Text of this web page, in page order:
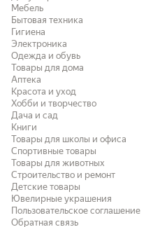
Мебель
Бытовая техника
Гигиена
Электроника
Одежда и обувь
Товары для дома
Аптека
Красота и уход
Хобби и творчество
Дача и сад
Книги
Товары для школы и офиса
Спортивные товары
Товары для животных
Строительство и ремонт
Детские товары
Ювелирные украшения
Пользовательское соглашение
Обратная связь